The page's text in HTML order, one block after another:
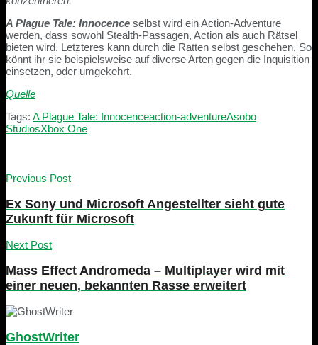
A Plague Tale: Innocence selbst wird ein Action-Adventure
werden, dass sowohl Stealth-Passagen, Action als auch Rätsel
bieten wird. Letzteres kann durch die Ratten selbst geschehen. So
könnt ihr sie beispielsweise auf diverse Arten gegen die Inquisition
einsetzen, oder umgekehrt.
Quelle
Tags: A Plague Tale: Innocenceaction-adventureAsobo
StudiosXbox One
Previous Post
Ex Sony und Microsoft Angestellter sieht gute
Zukunft für Microsoft
Next Post
Mass Effect Andromeda – Multiplayer wird mit
einer neuen, bekannten Rasse erweitert
GhostWriter